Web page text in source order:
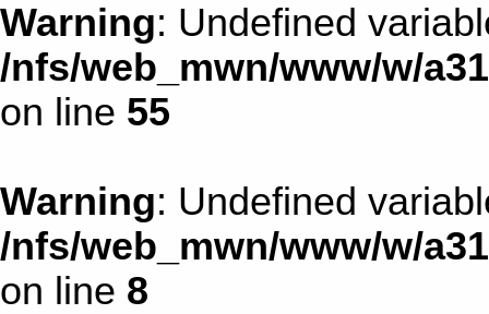
Warning: Undefined
/nfs/web_mwn/www/w/
on line 55
Warning: Undefined
/nfs/web_mwn/www/w/
on line 8